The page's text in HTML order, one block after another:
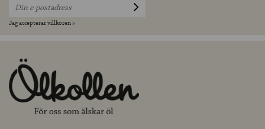
Jag accepterar villkoren »